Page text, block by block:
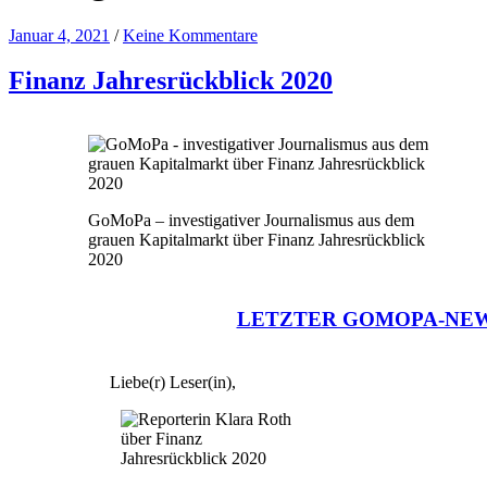
Januar 4, 2021 / Keine Kommentare
Finanz Jahresrückblick 2020
GoMoPa – investigativer Journalismus aus dem
grauen Kapitalmarkt über Finanz Jahresrückblick
2020
LETZTER GOMOPA-
Liebe(r) Leser(in),